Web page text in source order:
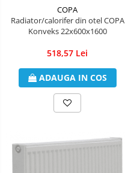
Calorifere decorative
Boilere si Puffere
Boilere electrice
Boilere termoelectrice
Accesorii Boilere Tesy
Puffer 1 serpentina
COPA
Radiator/calorifer din otel COPA
Konveks 22x600x1600
518,57 Lei
ADAUGA IN COS